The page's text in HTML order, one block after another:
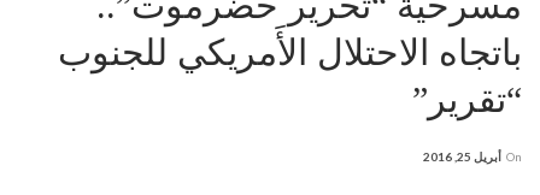
باتجاه الاحتلال الأَمريكي للجنوب
“تقرير”
On أبريل 25, 2016